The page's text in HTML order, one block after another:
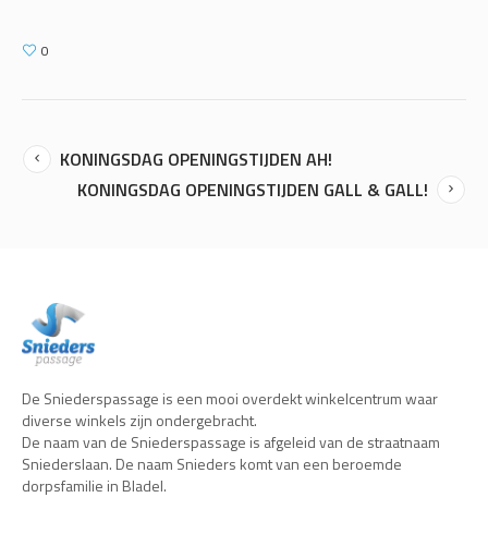
0
KONINGSDAG OPENINGSTIJDEN AH!
KONINGSDAG OPENINGSTIJDEN GALL & GALL!
De Sniederspassage is een mooi overdekt winkelcentrum waar
diverse winkels zijn ondergebracht.
De naam van de Sniederspassage is afgeleid van de straatnaam
Sniederslaan. De naam Snieders komt van een beroemde
dorpsfamilie in Bladel.